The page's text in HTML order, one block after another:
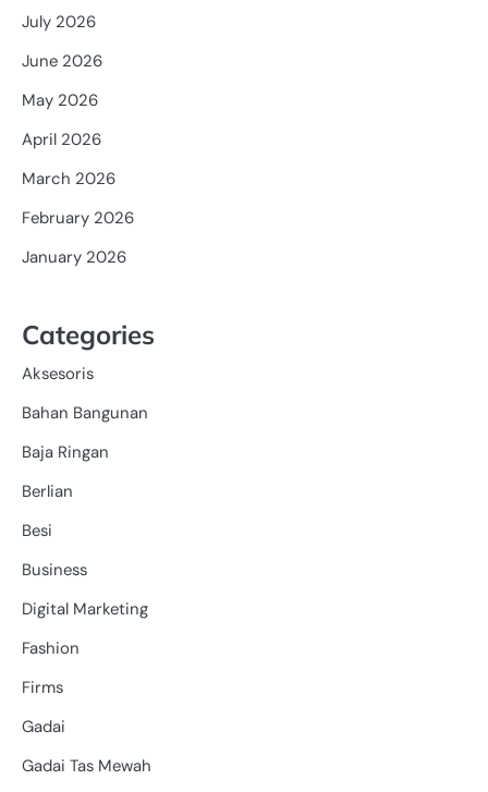
July 2026
June 2026
May 2026
April 2026
March 2026
February 2026
January 2026
Categories
Aksesoris
Bahan Bangunan
Baja Ringan
Berlian
Besi
Business
Digital Marketing
Fashion
Firms
Gadai
Gadai Tas Mewah